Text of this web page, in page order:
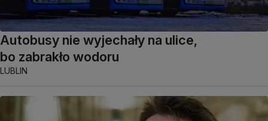
Autobusy nie wyjechały na ulice,
bo zabrakło wodoru
LUBLIN